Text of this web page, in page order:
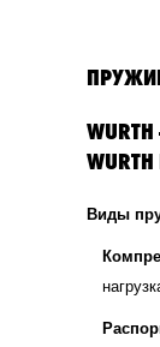
Виды